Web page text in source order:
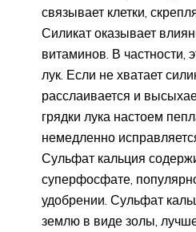
связывает клетки,
Силикат оказывает
витаминов. В частности,
лук. Если не хватает
расслаивается и
грядки лука настоем
немедленно
Сульфат кальция
суперфосфате,
удобрении. Сульфат
землю в виде золы,